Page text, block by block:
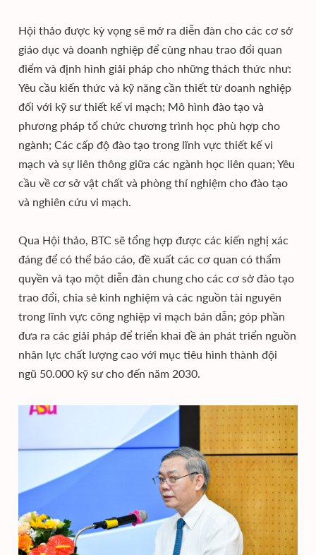
Hội thảo được kỳ vọng sẽ mở ra diễn đàn cho các cơ sở
giáo dục và doanh nghiệp để cùng nhau trao đổi quan
điểm và định hình giải pháp cho những thách thức như:
Yêu cầu kiến thức và kỹ năng cần thiết từ doanh nghiệp
đối với kỹ sư thiết kế vi mạch; Mô hình đào tạo và
phương pháp tổ chức chương trình học phù hợp cho
ngành; Các cấp độ đào tạo trong lĩnh vực thiết kế vi
mạch và sự liên thông giữa các ngành học liên quan; Yêu
cầu về cơ sở vật chất và phòng thí nghiệm cho đào tạo
và nghiên cứu vi mạch.
Qua Hội thảo, BTC sẽ tổng hợp được các kiến nghị xác
đáng để có thể báo cáo, đề xuất các cơ quan có thẩm
quyền và tạo một diễn đàn chung cho các cơ sở đào tạo
trao đổi, chia sẻ kinh nghiệm và các nguồn tài nguyên
trong lĩnh vực công nghiệp vi mạch bán dẫn; góp phần
đưa ra các giải pháp để triển khai đề án phát triển nguồn
nhân lực chất lượng cao với mục tiêu hình thành đội
ngũ 50.000 kỹ sư cho đến năm 2030.